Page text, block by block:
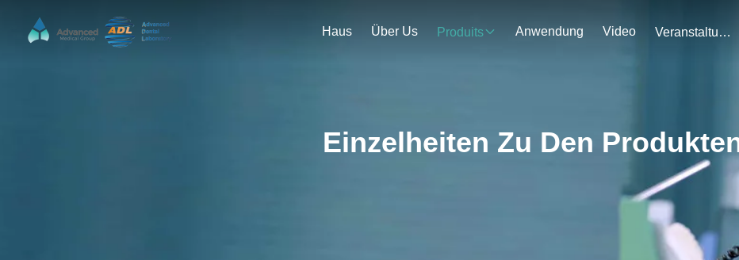
Haus Über Us Produits Anwendung Video Veranstaltungen
Einzelheiten Zu Den